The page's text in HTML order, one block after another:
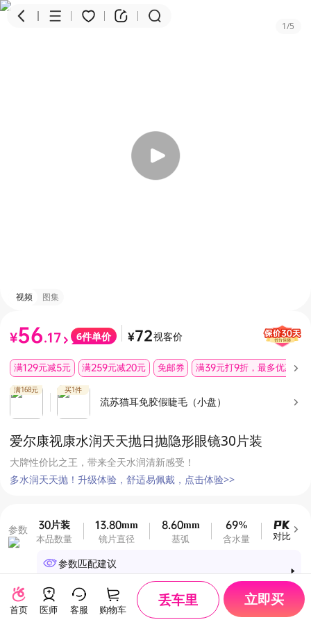
视频 图集
1/5
¥56.17 6件单价 ¥72视客价
满129元减5元 满259元减20元 免邮券 满39元打9折，最多优惠10
满168元 买1件
流苏猫耳免胶假睫毛（小盘）
爱尔康视康水润天天抛日抛隐形眼镜30片装
大牌性价比之王，带来全天水润清新感受！
多水润天天抛！升级体验，舒适易佩戴，点击体验>>
参数 30片装
本品数量
13.80mm
镜片直径
8.60mm
基弧
69%
含水量 透氧量(
对比
参数匹配建议
完善眼部档案，解锁专属参数建议
配送 请维护收货地址查看预计送达时间
首页 医师 客服 购物车
丢车里 立即买